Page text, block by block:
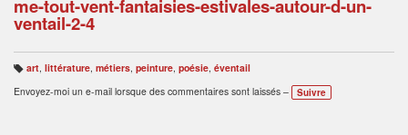
me-tout-vent-fantaisies-estivales-autour-d-un-
ventail-2-4
B
ali
s
art, littérature, métiers, peinture, poésie, éventail
Envoyez-moi un e-mail lorsque des commentaires sont laissés –
Suivre